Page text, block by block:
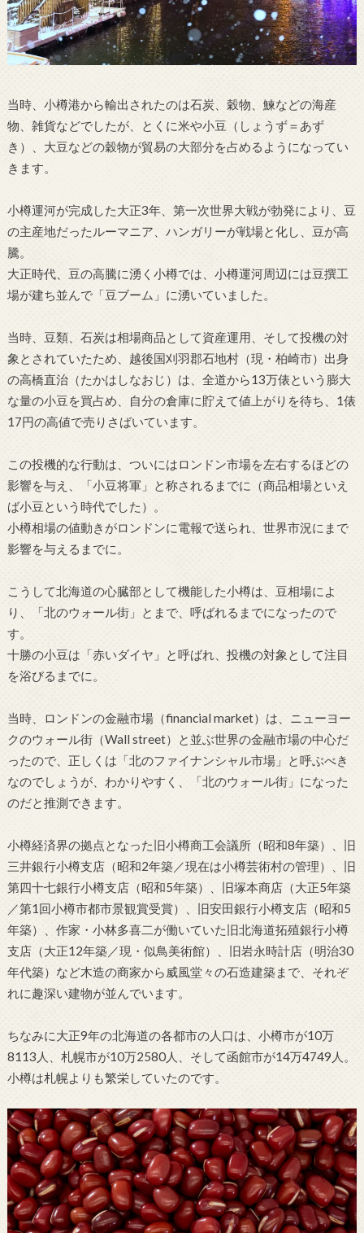
当時、小樽港から輸出されたのは石炭、穀物、鰊などの海産
物、雑貨などでしたが、とくに米や小豆（しょうず＝あず
き）、大豆などの穀物が貿易の大部分を占めるようになってい
きます。
小樽運河が完成した大正3年、第一次世界大戦が勃発により、豆
の主産地だったルーマニア、ハンガリーが戦場と化し、豆が高
騰。
大正時代、豆の高騰に湧く小樽では、小樽運河周辺には豆撰工
場が建ち並んで「豆ブーム」に湧いていました。
当時、豆類、石炭は相場商品として資産運用、そして投機の対
象とされていたため、越後国刈羽郡石地村（現・柏崎市）出身
の高橋直治（たかはしなおじ）は、全道から13万俵という膨大
な量の小豆を買占め、自分の倉庫に貯えて値上がりを待ち、1俵
17円の高値で売りさばいています。
この投機的な行動は、ついにはロンドン市場を左右するほどの
影響を与え、「小豆将軍」と称されるまでに（商品相場といえ
ば小豆という時代でした）。
小樽相場の値動きがロンドンに電報で送られ、世界市況にまで
影響を与えるまでに。
こうして北海道の心臓部として機能した小樽は、豆相場によ
り、「北のウォール街」とまで、呼ばれるまでになったので
す。
十勝の小豆は「赤いダイヤ」と呼ばれ、投機の対象として注目
を浴びるまでに。
当時、ロンドンの金融市場（financial market）は、ニューヨー
クのウォール街（Wall street）と並ぶ世界の金融市場の中心だ
ったので、正しくは「北のファイナンシャル市場」と呼ぶべき
なのでしょうが、わかりやすく、「北のウォール街」になった
のだと推測できます。
小樽経済界の拠点となった旧小樽商工会議所（昭和8年築）、旧
三井銀行小樽支店（昭和2年築／現在は小樽芸術村の管理）、旧
第四十七銀行小樽支店（昭和5年築）、旧塚本商店（大正5年築
／第1回小樽市都市景観賞受賞）、旧安田銀行小樽支店（昭和5
年築）、作家・小林多喜二が働いていた旧北海道拓殖銀行小樽
支店（大正12年築／現・似鳥美術館）、旧岩永時計店（明治30
年代築）など木造の商家から威風堂々の石造建築まで、それぞ
れに趣深い建物が並んでいます。
ちなみに大正9年の北海道の各都市の人口は、小樽市が10万
8113人、札幌市が10万2580人、そして函館市が14万4749人。
小樽は札幌よりも繁栄していたのです。